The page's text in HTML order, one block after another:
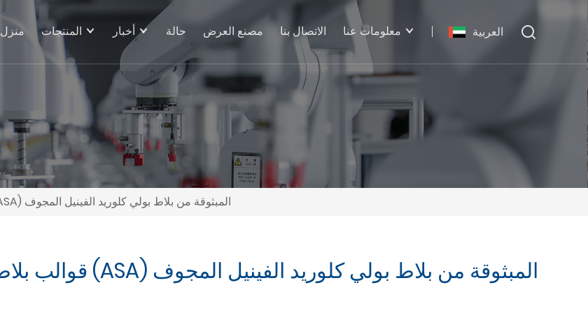
العربية منزل المنتجات أخبار حالة مصنع العرض الاتصال بنا معلومات عنا
قوالب بلاط موجة جمعية علماء الفلك الأمريكية (ASA) المبثوقة من بلاط بولي كلوريد الفينيل المجوف
قوالب بلاط موجة جمعية علماء الفلك الأمريكية (ASA) المبثوقة من بلاط بولي كلوريد الفينيل المجوف